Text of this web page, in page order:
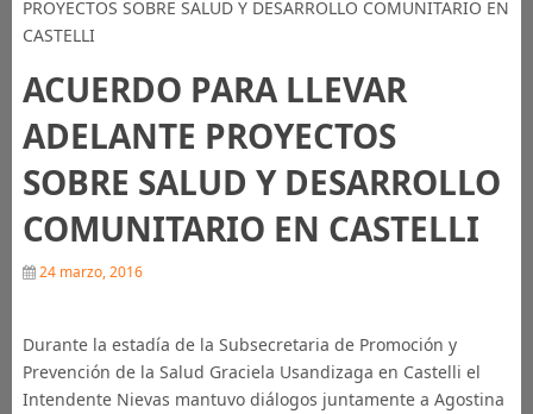
PROYECTOS SOBRE SALUD Y DESARROLLO COMUNITARIO EN
CASTELLI
ACUERDO PARA LLEVAR
ADELANTE PROYECTOS
SOBRE SALUD Y DESARROLLO
COMUNITARIO EN CASTELLI
24 marzo, 2016
Durante la estadía de la Subsecretaria de Promoción y
Prevención de la Salud Graciela Usandizaga en Castelli el
Intendente Nievas mantuvo diálogos juntamente a Agostina